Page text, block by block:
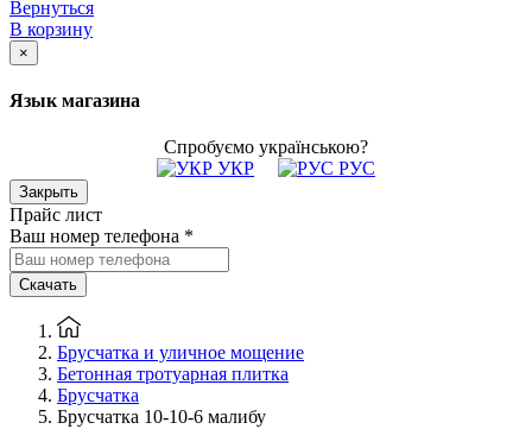
Вернуться
В корзину
×
Язык магазина
Спробуємо українською?
УКР
РУС
Закрыть
Прайс лист
Ваш номер телефона *
Скачать
Брусчатка и уличное мощение
Бетонная тротуарная плитка
Брусчатка
Брусчатка 10-10-6 малибу